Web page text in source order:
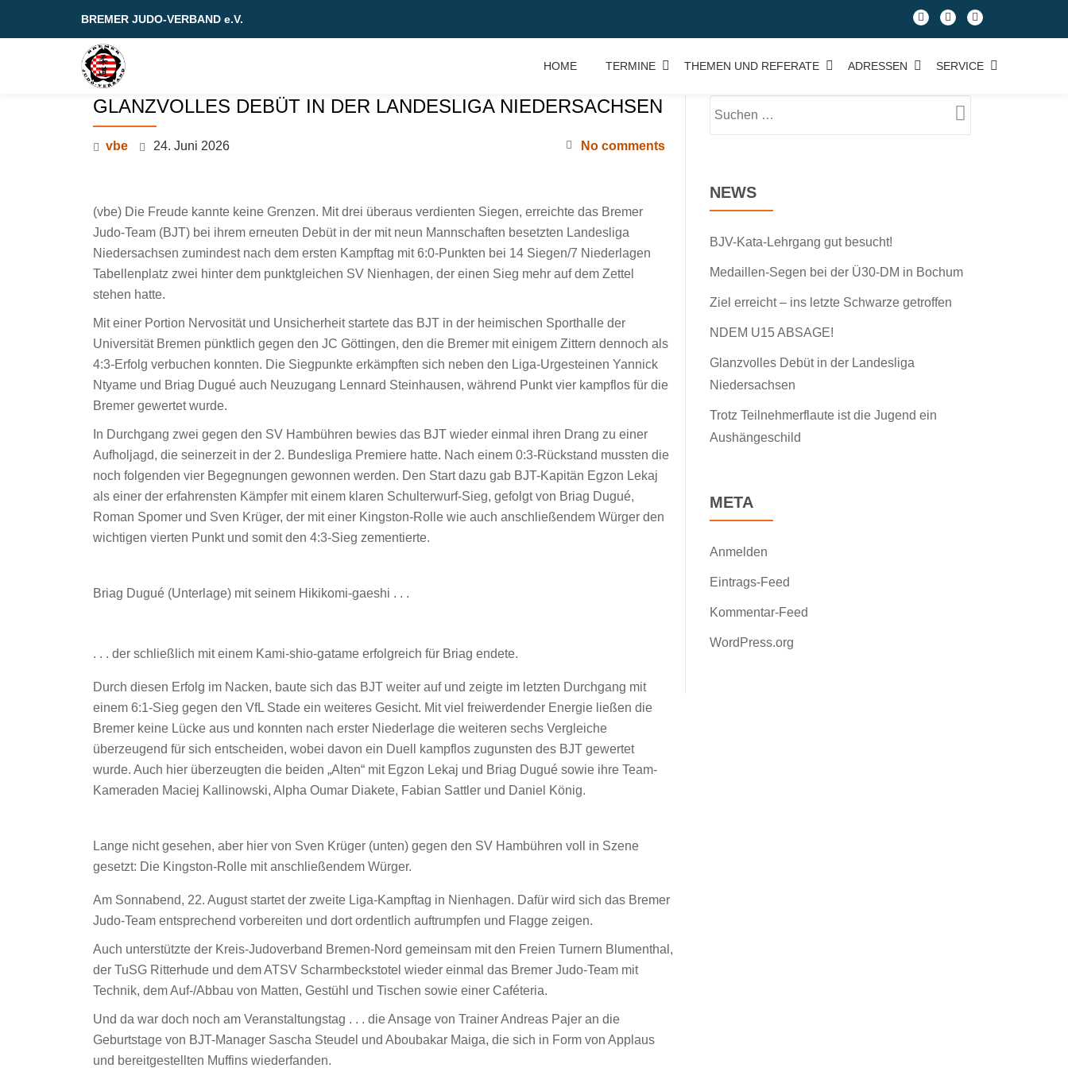
Skip
BREMER JUDO-VERBAND e.V.
fa-
facebook
fa-
facebook
fa-
google-
plus-
HOME TERMINE THEMEN UND REFERATE ADRESSEN SERVICE
GLANZVOLLES DEBÜT IN DER LANDESLIGA NIEDERSACHSEN
vbe 24. Juni 2026 No comments
(vbe) Die Freude kannte keine Grenzen. Mit drei überaus verdienten Siegen, erreichte das Bremer
Judo-Team (BJT) bei ihrem erneuten Debüt in der mit neun Mannschaften besetzten Landesliga
Niedersachsen zumindest nach dem ersten Kampftag mit 6:0-Punkten bei 14 Siegen/7 Niederlagen
Tabellenplatz zwei hinter dem punktgleichen SV Nienhagen, der einen Sieg mehr auf dem Zettel
stehen hatte.
Mit einer Portion Nervosität und Unsicherheit startete das BJT in der heimischen Sporthalle der
Universität Bremen pünktlich gegen den JC Göttingen, den die Bremer mit einigem Zittern dennoch als
4:3-Erfolg verbuchen konnten. Die Siegpunkte erkämpften sich neben den Liga-Urgesteinen Yannick
Ntyame und Briag Dugué auch Neuzugang Lennard Steinhausen, während Punkt vier kampflos für die
Bremer gewertet wurde.
In Durchgang zwei gegen den SV Hambühren bewies das BJT wieder einmal ihren Drang zu einer
Aufholjagd, die seinerzeit in der 2. Bundesliga Premiere hatte. Nach einem 0:3-Rückstand mussten die
noch folgenden vier Begegnungen gewonnen werden. Den Start dazu gab BJT-Kapitän Egzon Lekaj
als einer der erfahrensten Kämpfer mit einem klaren Schulterwurf-Sieg, gefolgt von Briag Dugué,
Roman Spomer und Sven Krüger, der mit einer Kingston-Rolle wie auch anschließendem Würger den
wichtigen vierten Punkt und somit den 4:3-Sieg zementierte.
Briag Dugué (Unterlage) mit seinem Hikikomi-gaeshi . . .
. . . der schließlich mit einem Kami-shio-gatame erfolgreich für Briag endete.
Durch diesen Erfolg im Nacken, baute sich das BJT weiter auf und zeigte im letzten Durchgang mit
einem 6:1-Sieg gegen den VfL Stade ein weiteres Gesicht. Mit viel freiwerdender Energie ließen die
Bremer keine Lücke aus und konnten nach erster Niederlage die weiteren sechs Vergleiche
überzeugend für sich entscheiden, wobei davon ein Duell kampflos zugunsten des BJT gewertet
wurde. Auch hier überzeugten die beiden „Alten“ mit Egzon Lekaj und Briag Dugué sowie ihre Team-
Kameraden Maciej Kallinowski, Alpha Oumar Diakete, Fabian Sattler und Daniel König.
Lange nicht gesehen, aber hier von Sven Krüger (unten) gegen den SV Hambühren voll in Szene
gesetzt: Die Kingston-Rolle mit anschließendem Würger.
Am Sonnabend, 22. August startet der zweite Liga-Kampftag in Nienhagen. Dafür wird sich das Bremer
Judo-Team entsprechend vorbereiten und dort ordentlich auftrumpfen und Flagge zeigen.
Auch unterstützte der Kreis-Judoverband Bremen-Nord gemeinsam mit den Freien Turnern Blumenthal,
der TuSG Ritterhude und dem ATSV Scharmbeckstotel wieder einmal das Bremer Judo-Team mit
Technik, dem Auf-/Abbau von Matten, Gestühl und Tischen sowie einer Caféteria.
Und da war doch noch am Veranstaltungstag . . . die Ansage von Trainer Andreas Pajer an die
Geburtstage von BJT-Manager Sascha Steudel und Aboubakar Maiga, die sich in Form von Applaus
und bereitgestellten Muffins wiederfanden.
NEWS
BJV-Kata-Lehrgang gut besucht!
Medaillen-Segen bei der Ü30-DM in Bochum
Ziel erreicht – ins letzte Schwarze getroffen
NDEM U15 ABSAGE!
Glanzvolles Debüt in der Landesliga
Niedersachsen
Trotz Teilnehmerflaute ist die Jugend ein
Aushängeschild
META
Anmelden
Eintrags-Feed
Kommentar-Feed
WordPress.org